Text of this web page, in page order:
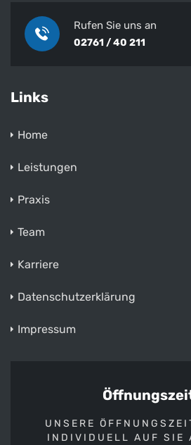
Rufen Sie uns an
02761 / 40 211
Links
Home
Leistungen
Praxis
Team
Karriere
Datenschutzerklärung
Impressum
UNSERE
INDIVIDUELL AUF SIE